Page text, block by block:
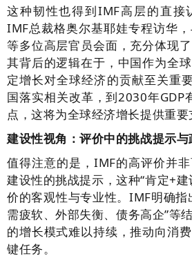
这种韧性也得到IMF高层的直接
IMF总裁格奥尔基耶娃专程访华
等多位高层官员会面，充分体现了
其背后的逻辑在于，中国作为全
定增长对全球经济的贡献至关
国落实相关改革，到2030年GDP
点，这将为全球经济增长提供重要
建设性视角：评价中的挑战提示
值得注意的是，IMF的高评价并
建设性的挑战提示，这种“肯定+
价的客观性与专业性。IMF明确指
需疲软、外部失衡、债务高企”等
的增长模式难以持续，推动向消
键任务。